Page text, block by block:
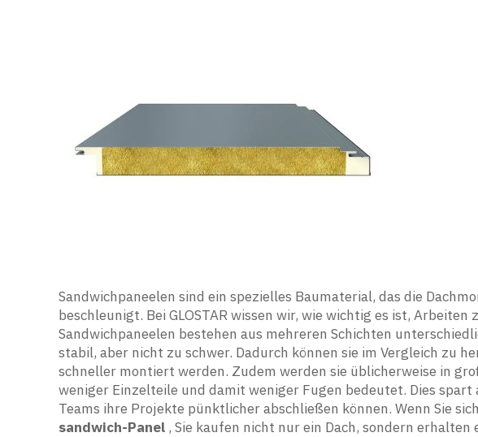
Sandwichpaneelen sind ein spezielles Baumaterial, das die
beschleunigt. Bei GLOSTAR wissen wir, wie wichtig es ist,
Sandwichpaneelen bestehen aus mehreren Schichten
stabil, aber nicht zu schwer. Dadurch können sie im Vergleich zu
schneller montiert werden. Zudem werden sie üblicherweise in
weniger Einzelteile und damit weniger Fugen bedeutet. Dies spart
Teams ihre Projekte pünktlicher abschließen können. Wenn Sie
sandwich-Panel , Sie kaufen nicht nur ein Dach, sondern